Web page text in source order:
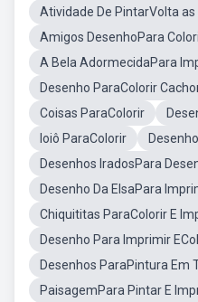
Atividade De PintarVolta as
Amigos DesenhoPara
A Bela AdormecidaPara
Desenho ParaColorir
Coisas ParaColorir
Ioiô ParaColorir
Desenhos IradosPara
Desenho Da ElsaPara
Chiquititas ParaColorir E
Desenho Para Imprimir
Desenhos ParaPintura Em
PaisagemPara Pintar E